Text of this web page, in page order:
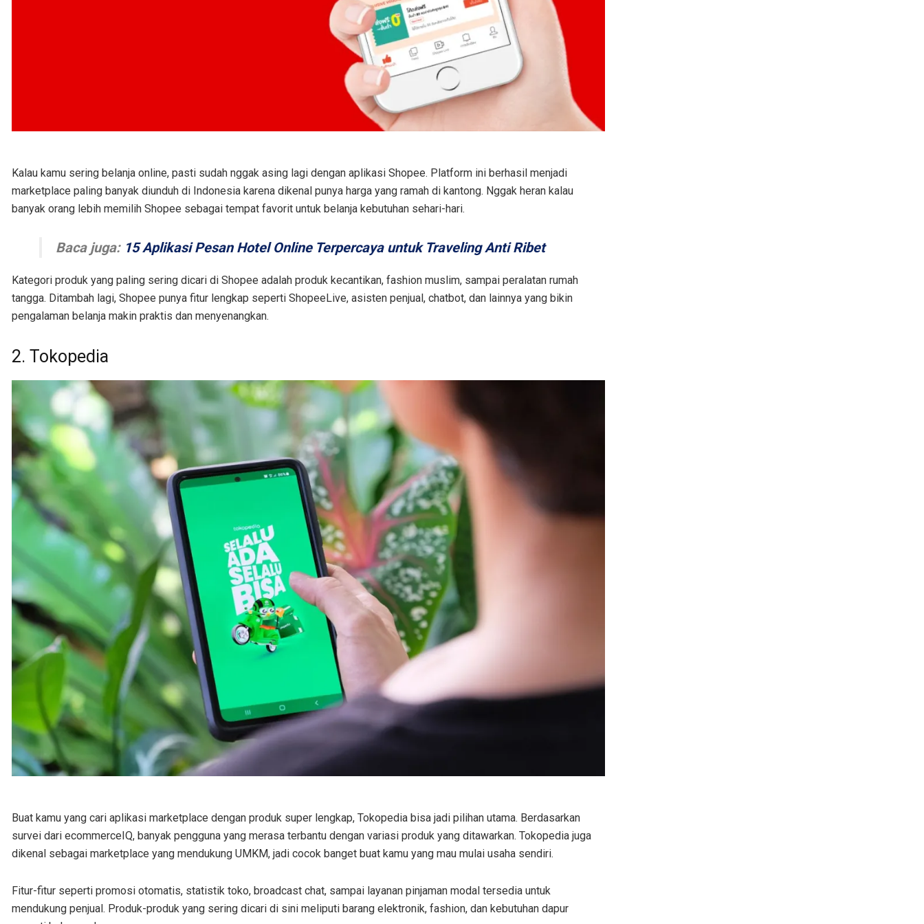
Kalau kamu sering belanja online, pasti sudah nggak asing lagi dengan aplikasi Shopee. Platform ini berhasil menjadi
marketplace paling banyak diunduh di Indonesia karena dikenal punya harga yang ramah di kantong. Nggak heran kalau
banyak orang lebih memilih Shopee sebagai tempat favorit untuk belanja kebutuhan sehari-hari.
Baca juga: 15 Aplikasi Pesan Hotel Online Terpercaya untuk Traveling Anti Ribet
Kategori produk yang paling sering dicari di Shopee adalah produk kecantikan, fashion muslim, sampai peralatan rumah
tangga. Ditambah lagi, Shopee punya fitur lengkap seperti ShopeeLive, asisten penjual, chatbot, dan lainnya yang bikin
pengalaman belanja makin praktis dan menyenangkan.
2. Tokopedia
Buat kamu yang cari aplikasi marketplace dengan produk super lengkap, Tokopedia bisa jadi pilihan utama. Berdasarkan
survei dari ecommerceIQ, banyak pengguna yang merasa terbantu dengan variasi produk yang ditawarkan. Tokopedia juga
dikenal sebagai marketplace yang mendukung UMKM, jadi cocok banget buat kamu yang mau mulai usaha sendiri.
Fitur-fitur seperti promosi otomatis, statistik toko, broadcast chat, sampai layanan pinjaman modal tersedia untuk
mendukung penjual. Produk-produk yang sering dicari di sini meliputi barang elektronik, fashion, dan kebutuhan dapur